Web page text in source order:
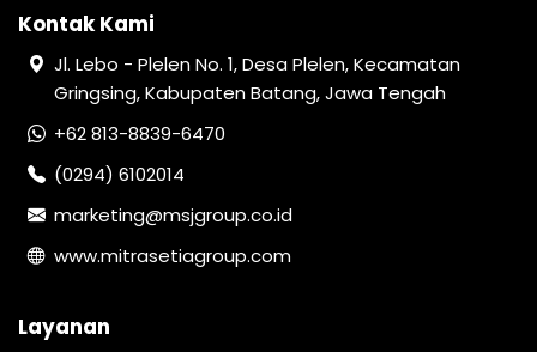
Kontak Kami
Jl. Lebo - Plelen No. 1, Desa Plelen, Kecamatan
Gringsing, Kabupaten Batang, Jawa Tengah
+62 813-8839-6470
(0294) 6102014
marketing@msjgroup.co.id
www.mitrasetiagroup.com
Layanan